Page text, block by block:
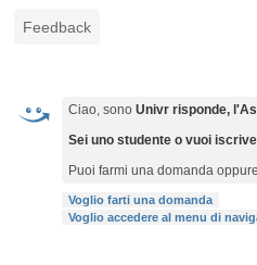
Feedback
Ciao, sonoUnivr risponde,
Sei uno studente o vuoi
Puoi farmi una domanda
Voglio farti una domanda
Voglio accedere al menu di